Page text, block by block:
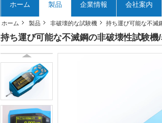
ホーム 製品 企業情報 会社案内
ホーム 製品 非破壊的な試験機 持ち運び可能な不滅
持ち運び可能な不滅鋼の非破壊性試験機